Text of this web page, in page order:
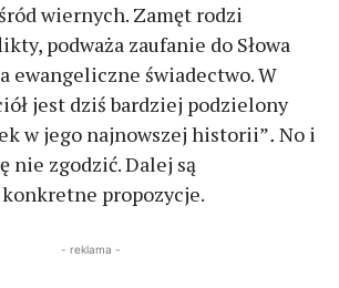
wiernych. Zamęt rodzi
podważa zaufanie do Słowa
ewangeliczne świadectwo. W
jest dziś bardziej podzielony
w jego najnowszej historii”. No i
nie zgodzić. Dalej są
propozycje.
- reklama -